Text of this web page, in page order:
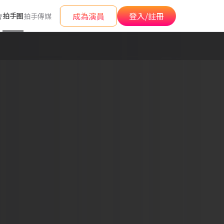
拍手圈拍手傳媒 成為演員 登入/註冊